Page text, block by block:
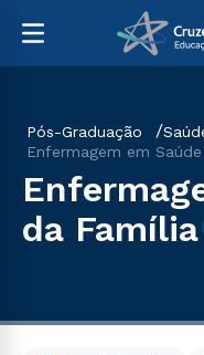
Pós-Graduação
Enfermagem em
da